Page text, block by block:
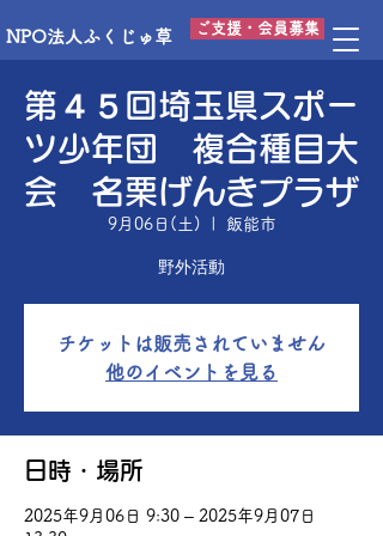
ご支援・会員募集
NPO法人ふくじゅ草
第４５回埼玉県スポー
ツ少年団 複合種目大
会 名栗げんきプラザ
9月06日(土) 飯能市
野外活動
チケットは販売されていません
他のイベントを見る
日時・場所
2025年9月06日 9:30 – 2025年9月07日